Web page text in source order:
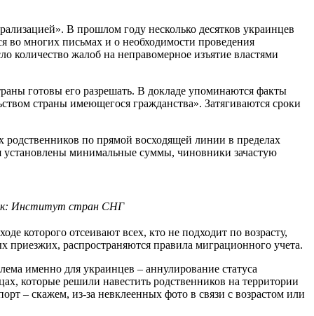
В прошлом году несколько десятков украинцев
во многих письмах и о необходимости проведения
количество жалоб на неправомерное изъятие властями
готовы его разрешать. В докладе упоминаются факты
страны имеющегося гражданства». Затягиваются сроки
по прямой восходящей линии в пределах
установлены минимальные суммы, чиновники зачастую
Институт стран СНГ
которого отсеивают всех, кто не подходит по возрасту,
распространяются правила миграционного учета.
именно для украинцев – аннулирование статуса
которые решили навестить родственников на территории
– скажем, из-за невклеенных фото в связи с возрастом или